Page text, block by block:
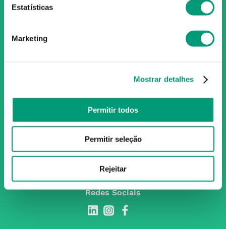
Estatísticas
Marketing
Mostrar detalhes
Permitir todos
Permitir seleção
Rejeitar
O Grupo Nossa Farmácia é o maior grupo de farmácias em
Portugal, conta atualmente com cerca de mais de 350
farmácias que partilham os mesmos valores, ideais e
através da nossafarmacia.pt.
exclusivas
Subscrever
Ao confirmar o registo, aceito receber e-mails com notícias e promoções da
Redes Sociais